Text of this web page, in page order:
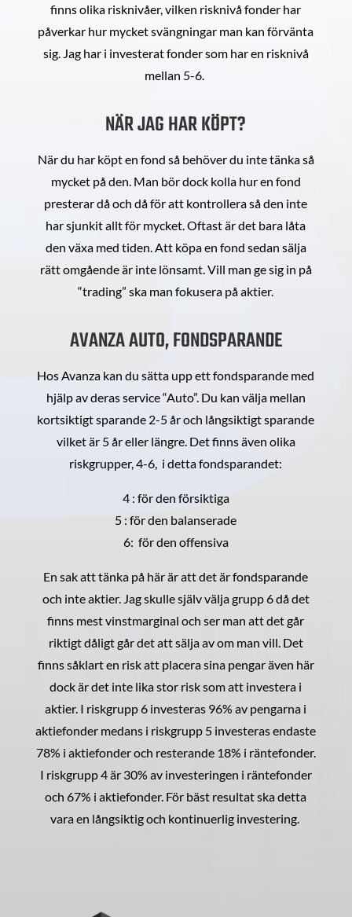
finns olika risknivåer, vilken risknivå fonder har
påverkar hur mycket svängningar man kan förvänta
sig. Jag har i investerat fonder som har en risknivå
mellan 5-6.
NÄR JAG HAR KÖPT?
När du har köpt en fond så behöver du inte tänka så
mycket på den. Man bör dock kolla hur en fond
presterar då och då för att kontrollera så den inte
har sjunkit allt för mycket. Oftast är det bara låta
den växa med tiden. Att köpa en fond sedan sälja
rätt omgående är inte lönsamt. Vill man ge sig in på
“trading” ska man fokusera på aktier.
AVANZA AUTO, FONDSPARANDE
Hos Avanza kan du sätta upp ett fondsparande med
hjälp av deras service “Auto”. Du kan välja mellan
kortsiktigt sparande 2-5 år och långsiktigt sparande
vilket är 5 år eller längre. Det finns även olika
riskgrupper, 4-6, i detta fondsparandet:
4 : för den försiktiga
5 : för den balanserade
6: för den offensiva
En sak att tänka på här är att det är fondsparande
och inte aktier. Jag skulle själv välja grupp 6 då det
finns mest vinstmarginal och ser man att det går
riktigt dåligt går det att sälja av om man vill. Det
finns såklart en risk att placera sina pengar även här
dock är det inte lika stor risk som att investera i
aktier. I riskgrupp 6 investeras 96% av pengarna i
aktiefonder medans i riskgrupp 5 investeras endaste
78% i aktiefonder och resterande 18% i räntefonder.
I riskgrupp 4 är 30% av investeringen i räntefonder
och 67% i aktiefonder. För bäst resultat ska detta
vara en långsiktig och kontinuerlig investering.